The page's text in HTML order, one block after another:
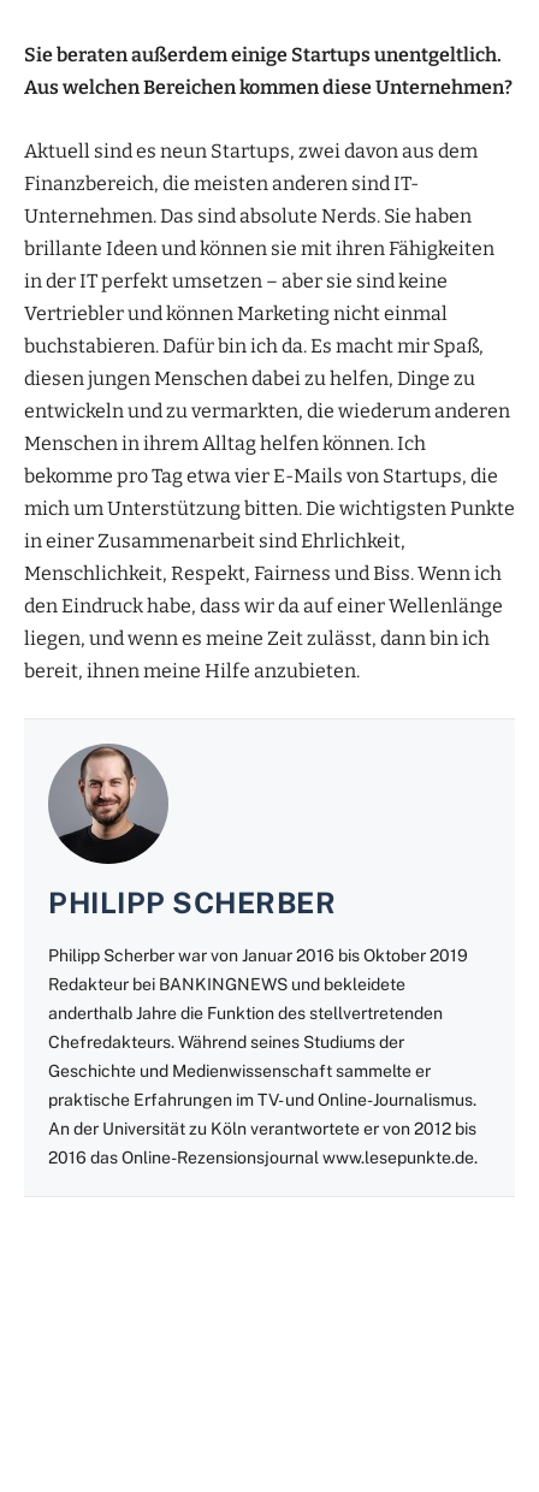
Sie beraten außerdem einige Startups unentgeltlich.
Aus welchen Bereichen kommen diese Unternehmen?
Aktuell sind es neun Startups, zwei davon aus dem
Finanzbereich, die meisten anderen sind IT-
Unternehmen. Das sind absolute Nerds. Sie haben
brillante Ideen und können sie mit ihren Fähigkeiten
in der IT perfekt umsetzen – aber sie sind keine
Vertriebler und können Marketing nicht einmal
buchstabieren. Dafür bin ich da. Es macht mir Spaß,
diesen jungen Menschen dabei zu helfen, Dinge zu
entwickeln und zu vermarkten, die wiederum anderen
Menschen in ihrem Alltag helfen können. Ich
bekomme pro Tag etwa vier E-Mails von Startups, die
mich um Unterstützung bitten. Die wichtigsten Punkte
in einer Zusammenarbeit sind Ehrlichkeit,
Menschlichkeit, Respekt, Fairness und Biss. Wenn ich
den Eindruck habe, dass wir da auf einer Wellenlänge
liegen, und wenn es meine Zeit zulässt, dann bin ich
bereit, ihnen meine Hilfe anzubieten.
PHILIPP SCHERBER
Philipp Scherber war von Januar 2016 bis Oktober 2019
Redakteur bei BANKINGNEWS und bekleidete
anderthalb Jahre die Funktion des stellvertretenden
Chefredakteurs. Während seines Studiums der
Geschichte und Medienwissenschaft sammelte er
praktische Erfahrungen im TV- und Online-Journalismus.
An der Universität zu Köln verantwortete er von 2012 bis
2016 das Online-Rezensionsjournal www.lesepunkte.de.